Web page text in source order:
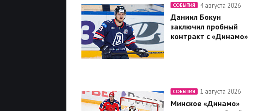
СОБЫТИЯ 4 августа 2026
Даниил Бокун
заключил пробный
контракт с «Динамо»
СОБЫТИЯ 1 августа 2026
Минское «Динамо»